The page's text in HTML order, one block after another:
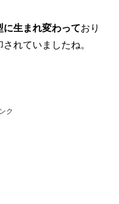
に生まれ変わっており
れていましたね。
ク